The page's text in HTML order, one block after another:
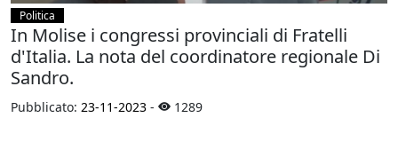
Politica
In Molise i congressi provinciali di Fratelli
d'Italia. La nota del coordinatore regionale Di
Sandro.
Pubblicato: 23-11-2023 - 1289